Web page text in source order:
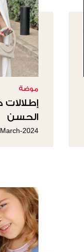
موضة
إطلالات
الحسن
2024